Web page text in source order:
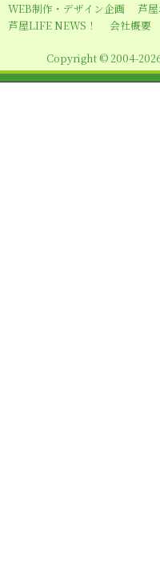
シ
ン
WEB制作・デザイン企画 芦
芦屋LIFE NEWS！
会社概要
Copyright © 2004-